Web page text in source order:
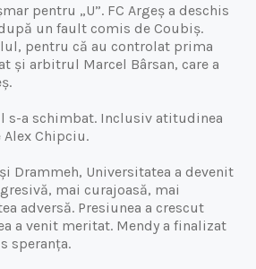
pentru „U”. FC Argeș a deschis
un fault comis de Coubiș.
pentru că au controlat prima
și arbitrul Marcel Bârsan, care a
s-a schimbat. Inclusiv atitudinea
Chipciu.
Drammeh, Universitatea a devenit
mai curajoasă, mai
adversă. Presiunea a crescut
a venit meritat. Mendy a finalizat
speranța.